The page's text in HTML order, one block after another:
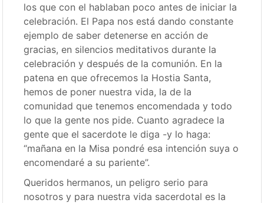
los que con el hablaban poco antes de iniciar la
celebración. El Papa nos está dando constante
ejemplo de saber detenerse en acción de
gracias, en silencios meditativos durante la
celebración y después de la comunión. En la
patena en que ofrecemos la Hostia Santa,
hemos de poner nuestra vida, la de la
comunidad que tenemos encomendada y todo
lo que la gente nos pide. Cuanto agradece la
gente que el sacerdote le diga -y lo haga:
“mañana en la Misa pondré esa intención suya o
encomendaré a su pariente”.
Queridos hermanos, un peligro serio para
nosotros y para nuestra vida sacerdotal es la